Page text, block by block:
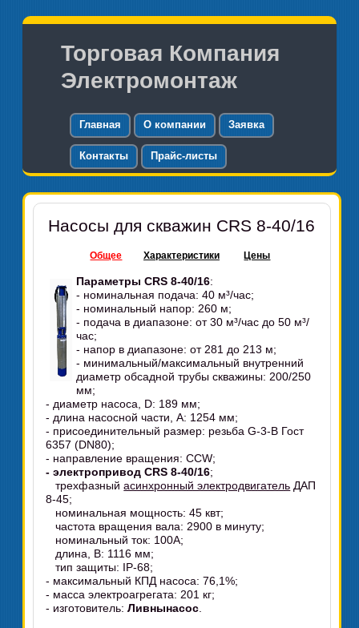
Торговая Компания
Электромонтаж
Главная О компании Заявка
Контакты Прайс-листы
Насосы для скважин CRS 8-40/16
Общее Характеристики Цены
Параметры CRS 8-40/16:
- номинальная подача: 40 м³/час;
- номинальный напор: 260 м;
- подача в диапазоне: от 30 м³/час до 50 м³/
час;
- напор в диапазоне: от 281 до 213 м;
- минимальный/максимальный внутренний
диаметр обсадной трубы скважины: 200/250
мм;
- диаметр насоса, D: 189 мм;
- длина насосной части, A: 1254 мм;
- присоединительный размер: резьба G-3-B Гост
6357 (DN80);
- направление вращения: CCW;
- электропривод CRS 8-40/16;
трехфазныйасинхронный электродвигатель ДАП
8-45;
номинальная мощность: 45 квт;
частота вращения вала: 2900 в минуту;
номинальный ток: 100А;
длина, B: 1116 мм;
тип защиты: IP-68;
- максимальный КПД насоса: 76,1%;
- масса электроагрегата: 201 кг;
- изготовитель:Ливнынасос